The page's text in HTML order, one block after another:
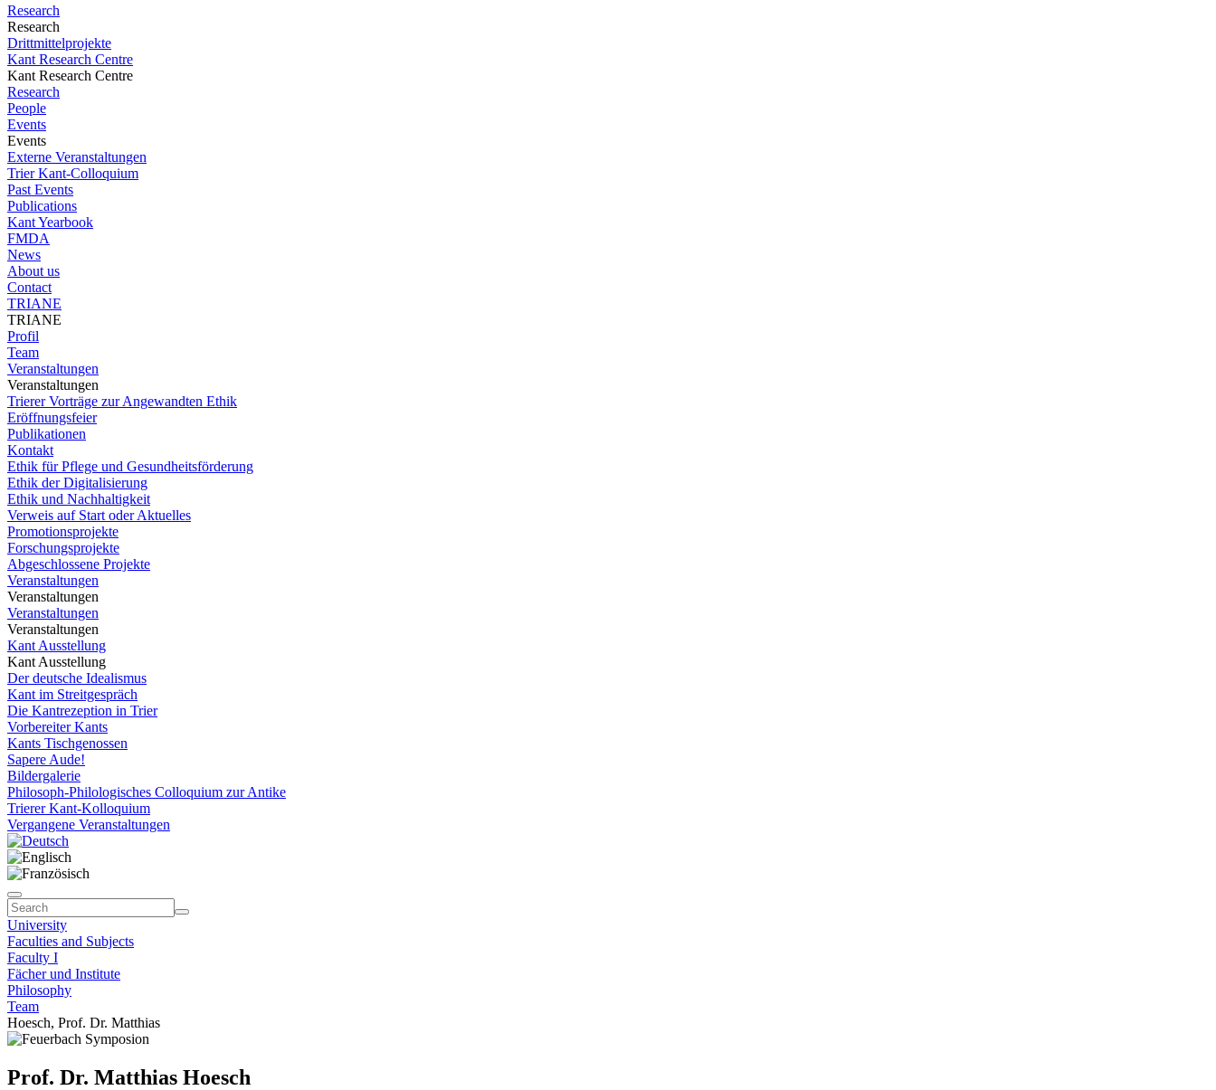
Research
Research
Drittmittelprojekte
Kant Research Centre
Kant Research Centre
Research
People
Events
Events
Externe Veranstaltungen
Trier Kant-Colloquium
Past Events
Publications
Kant Yearbook
FMDA
News
About us
Contact
TRIANE
TRIANE
Profil
Team
Veranstaltungen
Veranstaltungen
Trierer Vorträge zur Angewandten Ethik
Eröffnungsfeier
Publikationen
Kontakt
Ethik für Pflege und Gesundheitsförderung
Ethik der Digitalisierung
Ethik und Nachhaltigkeit
Verweis auf Start oder Aktuelles
Promotionsprojekte
Forschungsprojekte
Abgeschlossene Projekte
Veranstaltungen
Veranstaltungen
Veranstaltungen
Veranstaltungen
Kant Ausstellung
Kant Ausstellung
Der deutsche Idealismus
Kant im Streitgespräch
Die Kantrezeption in Trier
Vorbereiter Kants
Kants Tischgenossen
Sapere Aude!
Bildergalerie
Philosoph-Philologisches Colloquium zur Antike
Trierer Kant-Kolloquium
Vergangene Veranstaltungen
University
Faculties and Subjects
Faculty I
Fächer und Institute
Philosophy
Team
Hoesch, Prof. Dr. Matthias
Prof. Dr. Matthias Hoesch